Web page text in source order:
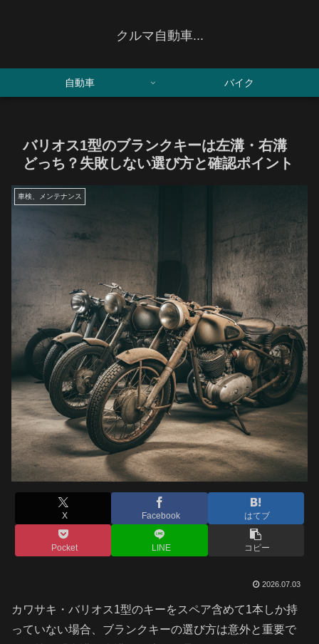
クルマ自動車...
自動車 バイク
バリオス1型のブランクキーは左溝・右溝
どっち？失敗しない選び方と確認ポイント
車検、メンテナンス
X Facebook はてブ
Pocket LINE コピー
2026.07.03
カワサキ・バリオス1型のキーをスペア含めて1本しか持
っていない場合、ブランクキーの選び方は意外と重要で